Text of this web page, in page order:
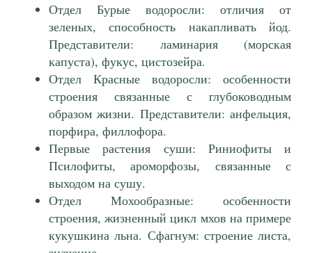
Отдел Бурые водоросли: отличия от
зеленых, способность накапливать йод.
Представители: ламинария (морская
капуста), фукус, цистозейра.
Отдел Красные водоросли: особенности
строения связанные с глубоководным
образом жизни. Представители: анфельция,
порфира, филлофора.
Первые растения суши: Риниофиты и
Псилофиты, ароморфозы, связанные с
выходом на сушу.
Отдел Мохообразные: особенности
строения, жизненный цикл мхов на примере
кукушкина льна. Сфагнум: строение листа,